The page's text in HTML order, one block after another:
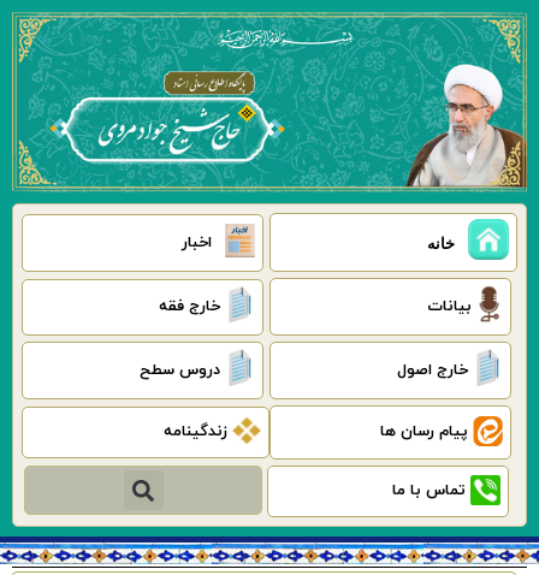
پرش
محتوا
خانه اخبار
بیانات خارج فقه
خارج اصول دروس سطح
پیام رسان ها زندگینامه
تماس با ما جستجو